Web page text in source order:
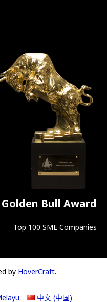
Golden Bull Award
Top 100 SME Companies
by HoverCraft.
中文 (中国)